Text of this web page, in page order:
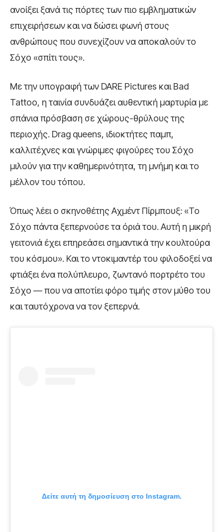
ανοίξει ξανά τις πόρτες των πιο εμβληματικών
επιχειρήσεων και να δώσει φωνή στους
ανθρώπους που συνεχίζουν να αποκαλούν το
Σόχο «σπίτι τους».
Με την υπογραφή των DARE Pictures και Bad
Tattoo, η ταινία συνδυάζει αυθεντική μαρτυρία με
σπάνια πρόσβαση σε χώρους-θρύλους της
περιοχής. Drag queens, ιδιοκτήτες παμπ,
καλλιτέχνες και γνώριμες φιγούρες του Σόχο
μιλούν για την καθημερινότητα, τη μνήμη και το
μέλλον του τόπου.
Όπως λέει ο σκηνοθέτης Αχμέντ Πίρμπουξ: «Το
Σόχο πάντα ξεπερνούσε τα όριά του. Αυτή η μικρή
γειτονιά έχει επηρεάσει σημαντικά την κουλτούρα
του κόσμου». Και το ντοκιμαντέρ του φιλοδοξεί να
φτιάξει ένα πολύπλευρο, ζωντανό πορτρέτο του
Σόχο — που να αποτίει φόρο τιμής στον μύθο του
και ταυτόχρονα να τον ξεπερνά.
Δείτε αυτή τη δημοσίευση στο Instagram.